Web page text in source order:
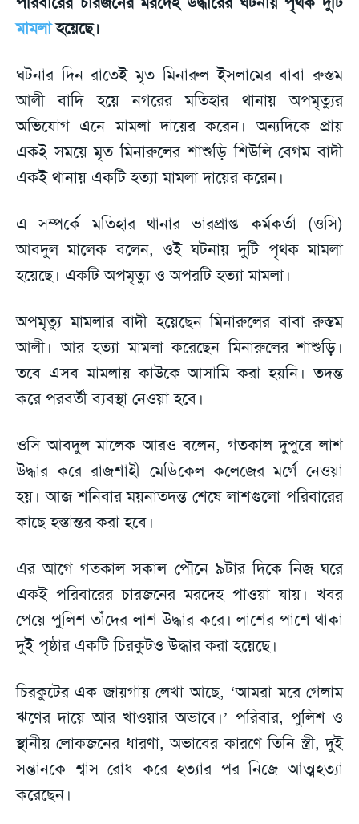
মামলাহয়েছে।
ঘটনার দিন রাতেই মৃত মিনারুল ইসলামের বাবা রুস্তম
আলী বাদি হয়ে নগরের মতিহার থানায় অপমৃত্যুর
অভিযোগ এনে মামলা দায়ের করেন। অন্যদিকে প্রায়
একই সময়ে মৃত মিনারুলের শাশুড়ি শিউলি বেগম বাদী
একই থানায় একটি হত্যা মামলা দায়ের করেন।
এ সম্পর্কে মতিহার থানার ভারপ্রাপ্ত কর্মকর্তা (ওসি)
আবদুল মালেক বলেন, ওই ঘটনায় দুটি পৃথক মামলা
হয়েছে। একটি অপমৃত্যু ও অপরটি হত্যা মামলা।
অপমৃত্যু মামলার বাদী হয়েছেন মিনারুলের বাবা রুস্তম
আলী। আর হত্যা মামলা করেছেন মিনারুলের শাশুড়ি।
তবে এসব মামলায় কাউকে আসামি করা হয়নি। তদন্ত
করে পরবর্তী ব্যবস্থা নেওয়া হবে।
ওসি আবদুল মালেক আরও বলেন, গতকাল দুপুরে লাশ
উদ্ধার করে রাজশাহী মেডিকেল কলেজের মর্গে নেওয়া
হয়। আজ শনিবার ময়নাতদন্ত শেষে লাশগুলো পরিবারের
কাছে হস্তান্তর করা হবে।
এর আগে গতকাল সকাল পৌনে ৯টার দিকে নিজ ঘরে
একই পরিবারের চারজনের মরদেহ পাওয়া যায়। খবর
পেয়ে পুলিশ তাঁদের লাশ উদ্ধার করে। লাশের পাশে থাকা
দুই পৃষ্ঠার একটি চিরকুটও উদ্ধার করা হয়েছে।
চিরকুটের এক জায়গায় লেখা আছে, ‘আমরা মরে গেলাম
ঋণের দায়ে আর খাওয়ার অভাবে।’ পরিবার, পুলিশ ও
স্থানীয় লোকজনের ধারণা, অভাবের কারণে তিনি স্ত্রী, দুই
সন্তানকে শ্বাস রোধ করে হত্যার পর নিজে আত্মহত্যা
করেছেন।